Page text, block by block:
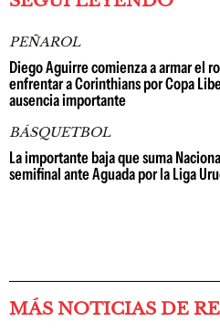
PEÑAROL
Diego Aguirre comienza a armar el
enfrentar a Corinthians por Copa
ausencia importante
BÁSQUETBOL
La importante baja que suma
semifinal ante Aguada por la Liga
MÁS NOTICIAS DE